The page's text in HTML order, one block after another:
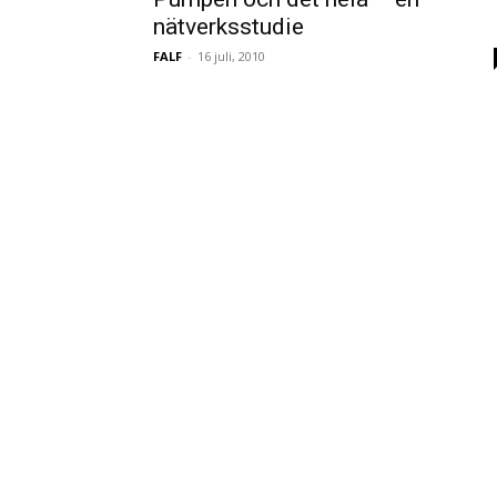
nätverksstudie
FALF - 16 juli, 2010